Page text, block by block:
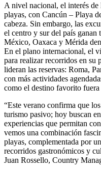
A nivel nacional, el interés de
playas, con Cancún – Playa
cabeza. Sin embargo, las
el centro y sur del país ganan
México, Oaxaca y Mérida
En el plano internacional, el
para realizar recorridos en su
lideran las reservas: Roma,
con más actividades
como el destino favorito
“Este verano confirma que
turismo pasivo; hoy buscan
experiencias que permitan
vemos una combinación
playas, complementada por
recorridos gastronómicos y
Juan Rossello, Country